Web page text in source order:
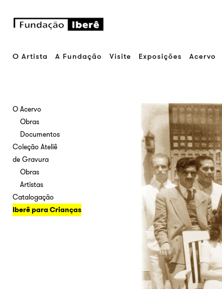
O Artista A Fundação Visite Exposições Acervo
O Acervo
Obras
Documentos
Coleção Ateliê
de Gravura
Obras
Artistas
Catalogação
Iberê para Crianças